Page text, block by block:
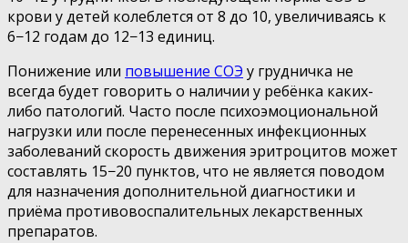
крови у детей колеблется от 8 до 10, увеличиваясь к
6−12 годам до 12−13 единиц.
Понижение или повышение СОЭ у грудничка не
всегда будет говорить о наличии у ребёнка каких-
либо патологий. Часто после психоэмоциональной
нагрузки или после перенесенных инфекционных
заболеваний скорость движения эритроцитов может
составлять 15−20 пунктов, что не является поводом
для назначения дополнительной диагностики и
приёма противовоспалительных лекарственных
препаратов.